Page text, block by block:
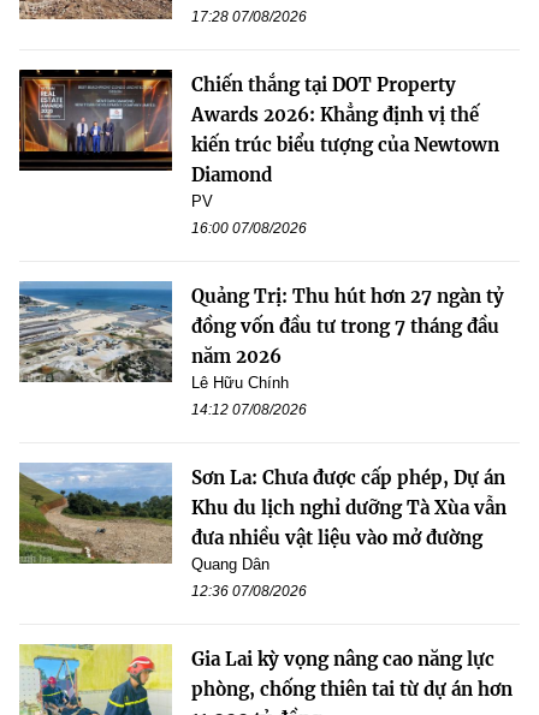
17:28 07/08/2026
Chiến thắng tại DOT Property
Awards 2026: Khẳng định vị thế
kiến trúc biểu tượng của Newtown
Diamond
PV
16:00 07/08/2026
Quảng Trị: Thu hút hơn 27 ngàn tỷ
đồng vốn đầu tư trong 7 tháng đầu
năm 2026
Lê Hữu Chính
14:12 07/08/2026
Sơn La: Chưa được cấp phép, Dự án
Khu du lịch nghỉ dưỡng Tà Xùa vẫn
đưa nhiều vật liệu vào mở đường
Quang Dân
12:36 07/08/2026
Gia Lai kỳ vọng nâng cao năng lực
phòng, chống thiên tai từ dự án hơn